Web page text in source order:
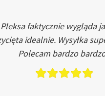
faktycznie wygląda
idealnie. Wysyłka
Polecam bardzo